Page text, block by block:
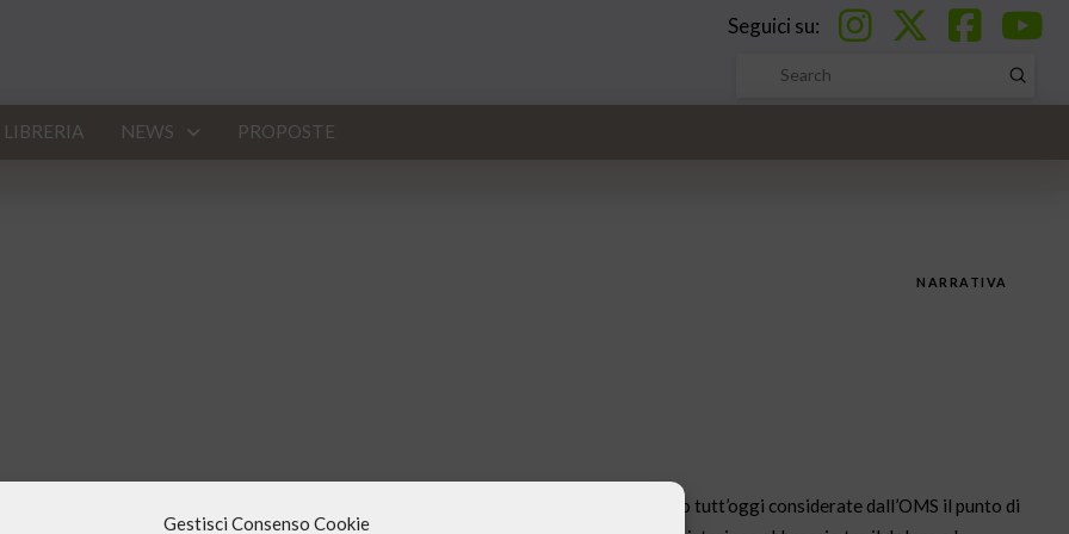
Gestisci Consenso Cookie
Seguici su:
Search
Submit
LIBRERIA NEWS PROPOSTE
NARRATIVA
di
, l’infermiera che inventò le cure palliative, le cui procedure sono tutt’oggi considerate dall’OMS il punto di